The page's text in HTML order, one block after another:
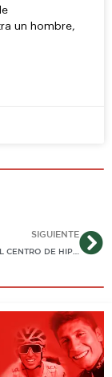
un hombre,
SIGUIENTE
EN PREDIOS DEL CENTRO DE HIPOTERAPIA DE YOPAL SE CONSTRUIRÁ HOSPITAL DE SALUD MENTAL GESTIONADO POR LA ALCALDÍA